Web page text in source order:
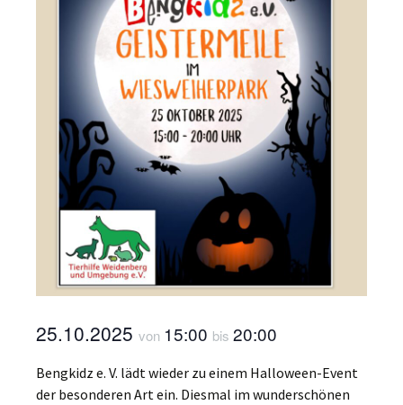
25.10.2025 von 15:00 bis 20:00
Bengkidz e. V. lädt wieder zu einem Halloween-Event
der besonderen Art ein. Diesmal im wunderschönen